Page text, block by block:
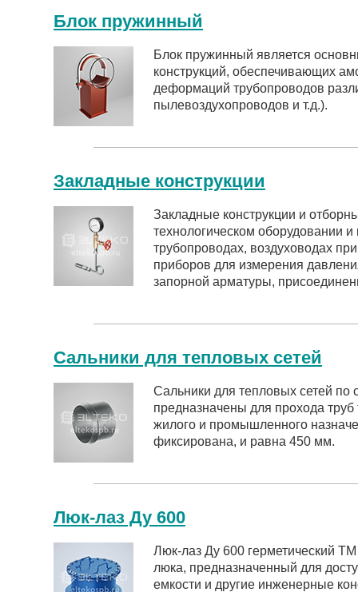
Блок пружинный
Блок пружинный является
конструкций, обеспечивающих
деформаций трубопроводов
пылевоздухопроводов и т.д.).
Закладные конструкции
Закладные конструкции и
технологическом оборудовании
трубопроводах, воздуховодах
приборов для измерения
запорной арматуры,
Сальники для тепловых сетей
Сальники для тепловых сетей по
предназначены для прохода
жилого и промышленного
фиксирована, и равна 450 мм.
Люк-лаз Ду 600
Люк-лаз Ду 600 герметический
люка, предназначенный для
емкости и другие инженерные